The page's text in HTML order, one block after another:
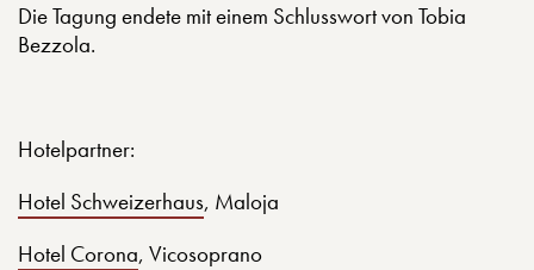
Die Tagung endete mit einem Schlusswort von Tobia
Bezzola.
Hotelpartner:
Hotel Schweizerhaus, Maloja
Hotel Corona, Vicosoprano